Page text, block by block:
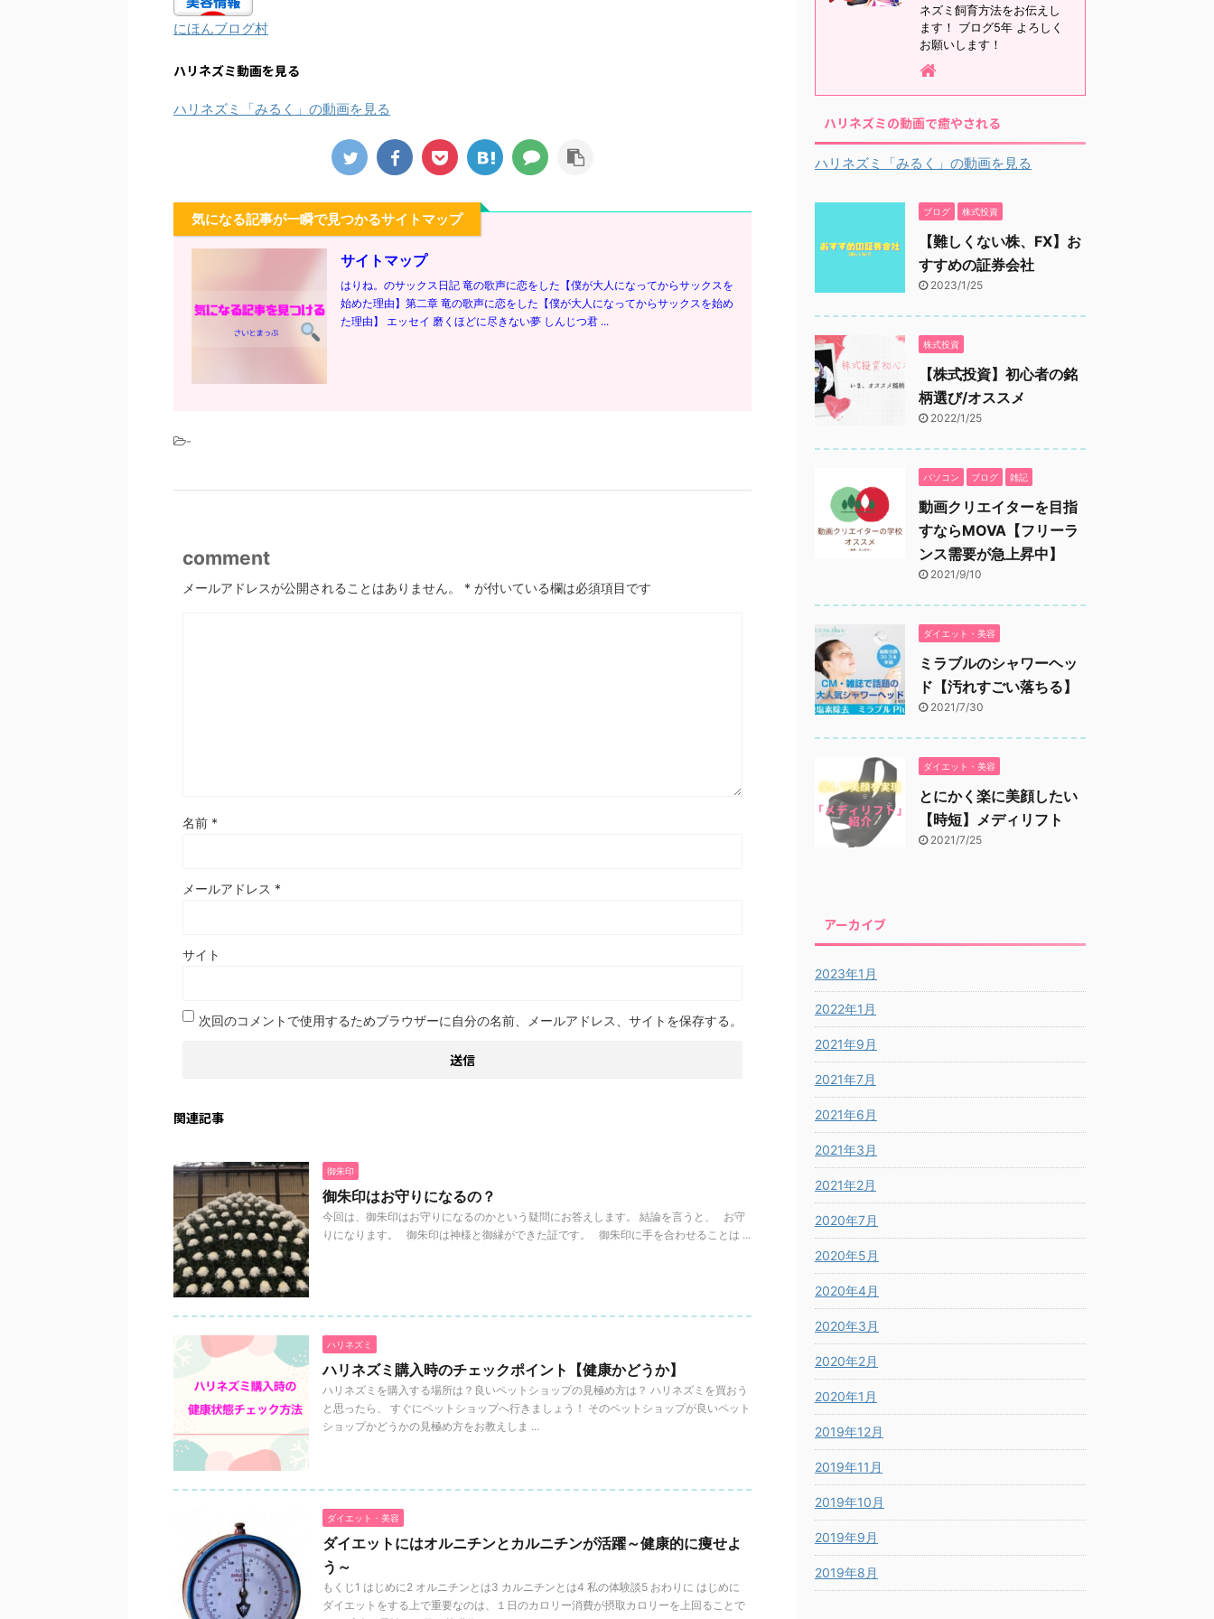
にほんブログ村
ハリネズミ動画を見る
ハリネズミ「みるく」の動画を見る
気になる記事が一瞬で見つかるサイトマップ
サイトマップ
はりね。のサックス日記 竜の歌声に恋をした【僕が大人になってからサックスを
始めた理由】第二章 竜の歌声に恋をした【僕が大人になってからサックスを始め
た理由】 エッセイ 磨くほどに尽きない夢 しんじつ君 ...
-
comment
メールアドレスが公開されることはありません。 * が付いている欄は必須項目です
名前 *
メールアドレス *
サイト
次回のコメントで使用するためブラウザーに自分の名前、メールアドレス、サイトを保存する。
関連記事
御朱印
御朱印はお守りになるの？
今回は、御朱印はお守りになるのかという疑問にお答えします。 結論を言うと、 お守
りになります。 御朱印は神様と御縁ができた証です。 御朱印に手を合わせることは ...
ハリネズミ
ハリネズミ購入時のチェックポイント【健康かどうか】
ハリネズミを購入する場所は？良いペットショップの見極め方は？ ハリネズミを買おう
と思ったら、 すぐにペットショップへ行きましょう！ そのペットショップが良いペット
ショップかどうかの見極め方をお教えしま ...
ダイエット・美容
ダイエットにはオルニチンとカルニチンが活躍～健康的に痩せよ
う～
もくじ1 はじめに2 オルニチンとは3 カルニチンとは4 私の体験談5 おわりに はじめに
ダイエットをする上で重要なのは、１日のカロリー消費が摂取カロリーを上回ることで
ネズミ飼育方法をお伝えし
ます！ ブログ5年 よろしく
お願いします！
ハリネズミの動画で癒やされる
ハリネズミ「みるく」の動画を見る
ブログ 株式投資
【難しくない株、FX】お
すすめの証券会社
2023/1/25
株式投資
【株式投資】初心者の銘
柄選び/オススメ
2022/1/25
パソコン ブログ 雑記
動画クリエイターを目指
すならMOVA【フリーラ
ンス需要が急上昇中】
2021/9/10
ダイエット・美容
ミラブルのシャワーヘッ
ド【汚れすごい落ちる】
2021/7/30
ダイエット・美容
とにかく楽に美顔したい
【時短】メディリフト
2021/7/25
アーカイブ
2023年1月
2022年1月
2021年9月
2021年7月
2021年6月
2021年3月
2021年2月
2020年7月
2020年5月
2020年4月
2020年3月
2020年2月
2020年1月
2019年12月
2019年11月
2019年10月
2019年9月
2019年8月